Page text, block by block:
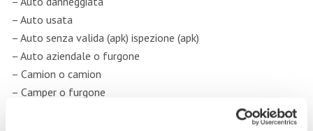
– Auto usata
– Auto senza valida (apk) ispezione (apk)
– Auto aziendale o furgone
– Camion o camion
– Camper o furgone